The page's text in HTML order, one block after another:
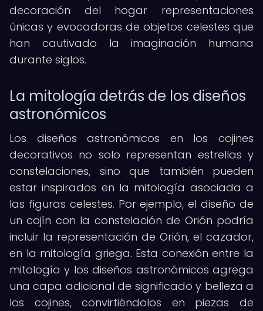
decoración del hogar representaciones
únicas y evocadoras de objetos celestes que
han cautivado la imaginación humana
durante siglos.
La mitología detrás de los diseños
astronómicos
Los diseños astronómicos en los cojines
decorativos no solo representan estrellas y
constelaciones, sino que también pueden
estar inspirados en la mitología asociada a
las figuras celestes. Por ejemplo, el diseño de
un cojín con la constelación de Orión podría
incluir la representación de Orión, el cazador,
en la mitología griega. Esta conexión entre la
mitología y los diseños astronómicos agrega
una capa adicional de significado y belleza a
los cojines, convirtiéndolos en piezas de